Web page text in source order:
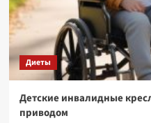
Диеты
Детские инвалидные
приводом